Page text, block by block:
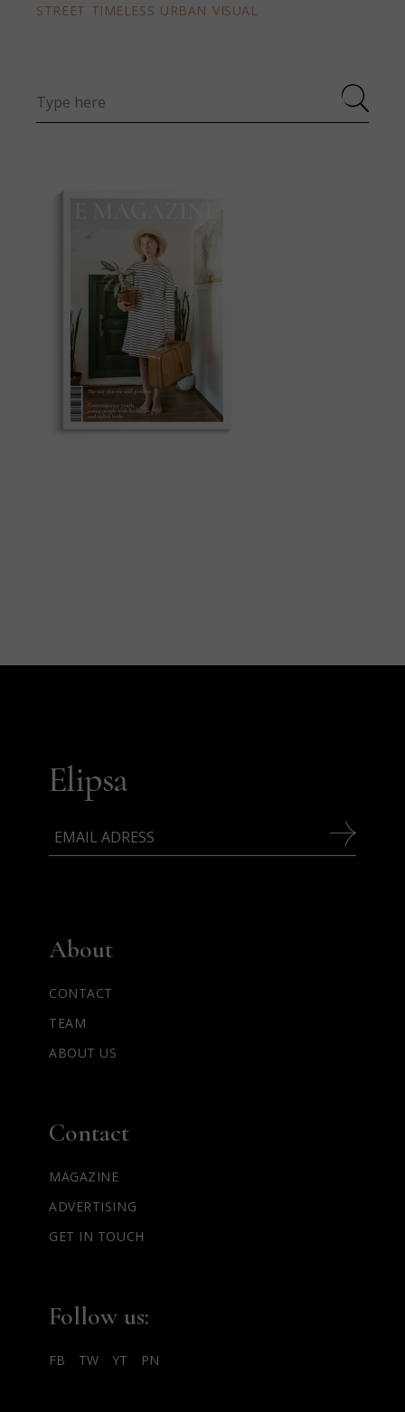
STREET TIMELESS URBAN VISUAL
About
CONTACT
TEAM
ABOUT US
Contact
MAGAZINE
ADVERTISING
GET IN TOUCH
Follow us:
FB TW YT PN